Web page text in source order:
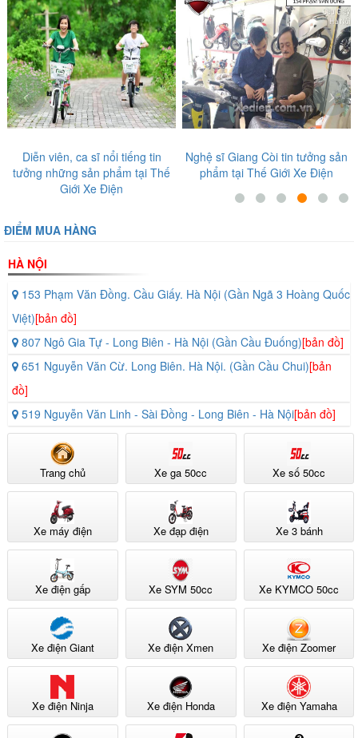
Diễn viên, ca sĩ nổi tiếng tin
tưởng những sản phẩm tại Thế
Giới Xe Điện
Nghệ sĩ Giang Còi tin tưởng sản
phẩm tại Thế Giới Xe Điện
‹ ›
ĐIỂM MUA HÀNG
HÀ NỘI
153 Phạm Văn Đồng. Cầu Giấy. Hà Nội (Gần Ngã 3 Hoàng Quốc
Việt)[bản đồ]
807 Ngô Gia Tự - Long Biên - Hà Nội (Gần Cầu Đuống)[bản đồ]
651 Nguyễn Văn Cừ. Long Biên. Hà Nội. (Gần Cầu Chui)[bản
đồ]
519 Nguyễn Văn Linh - Sài Đồng - Long Biên - Hà Nội[bản đồ]
Trang chủ Xe ga 50cc Xe số 50cc
Xe máy điện Xe đạp điện Xe 3 bánh
Xe điện gấp Xe SYM 50cc Xe KYMCO 50cc
Xe điện Giant Xe điện Xmen Xe điện Zoomer
Xe điện Ninja Xe điện Honda Xe điện Yamaha